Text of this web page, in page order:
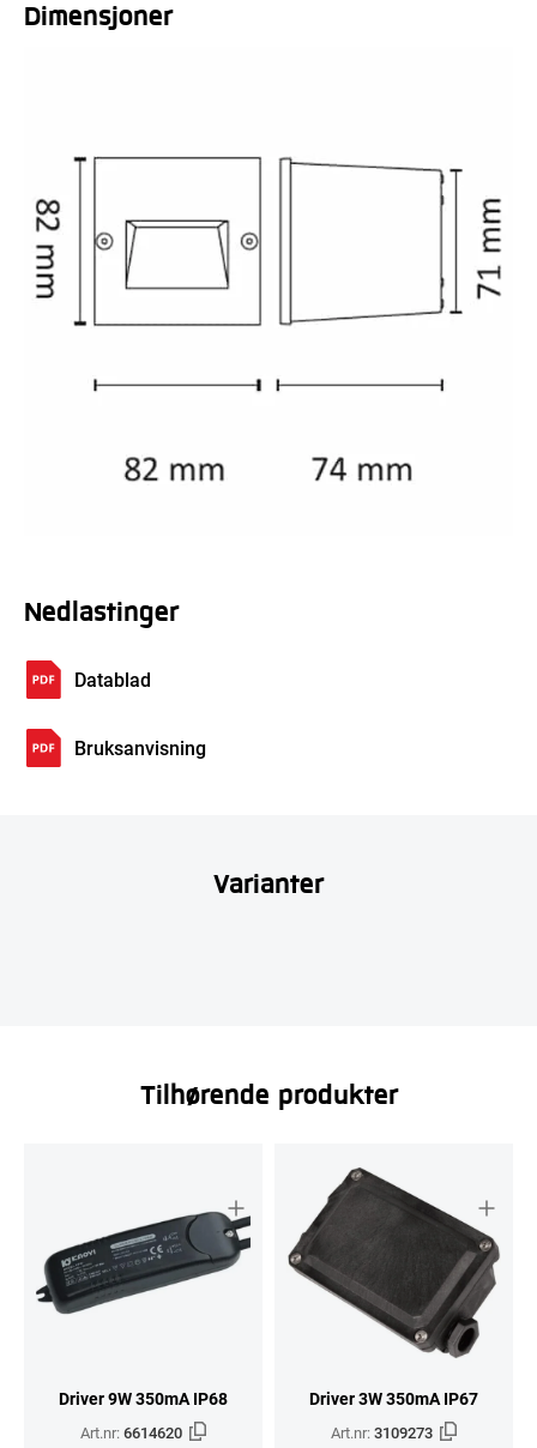
Dimensjoner
Nedlastinger
Datablad
Bruksanvisning
Varianter
Tilhørende produkter
Driver 9W 350mA IP68
Art.nr:6614620
Driver 3W 350mA IP67
Art.nr:3109273